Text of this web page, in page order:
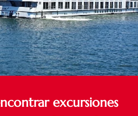
excursiones